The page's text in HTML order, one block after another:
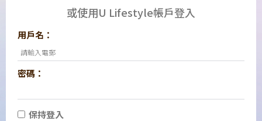
或使用U Lifestyle帳戶登入
用戶名：
密碼：
保持登入